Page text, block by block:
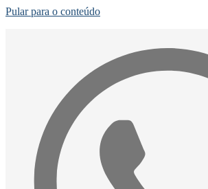
Pular para o conteúdo